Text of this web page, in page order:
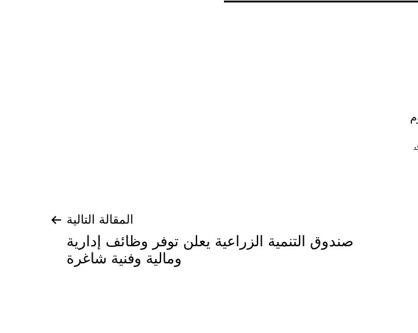
المقالة التالية
صندوق التنمية الزراعية يعلن توفر وظائف إدارية
ومالية وفنية شاغرة